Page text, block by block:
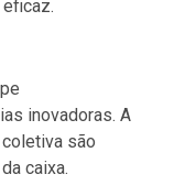
inovadoras. A
são
caixa.